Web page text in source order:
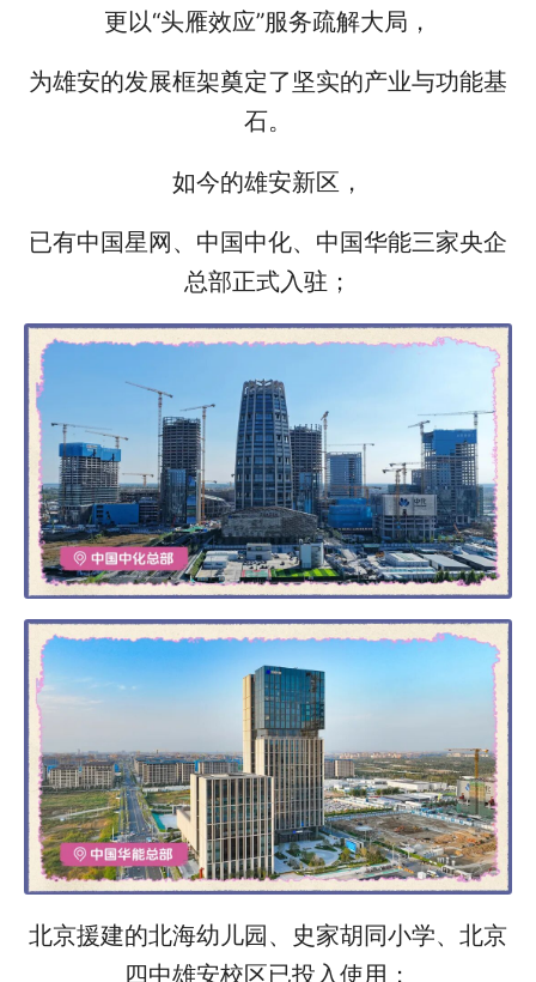
更以“头雁效应”服务疏解大局，
为雄安的发展框架奠定了坚实的产业与功能基
石。
如今的雄安新区，
已有中国星网、中国中化、中国华能三家央企
总部正式入驻；
北京援建的北海幼儿园、史家胡同小学、北京
四中雄安校区已投入使用；